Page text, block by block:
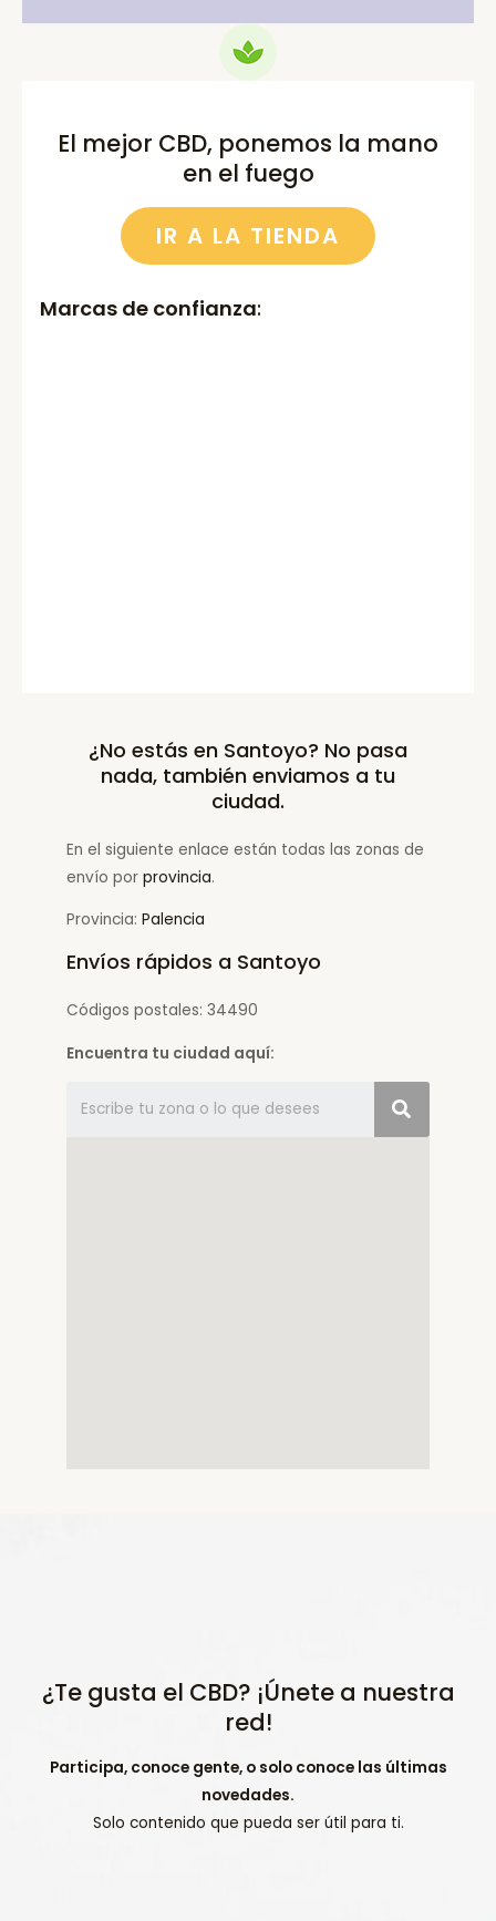
El mejor CBD, ponemos la mano
en el fuego
IR A LA TIENDA
Marcas de confianza:
¿No estás en Santoyo? No pasa
nada, también enviamos a tu
ciudad.
En el siguiente enlace están todas las zonas de
envío por provincia.
Provincia: Palencia
Envíos rápidos a Santoyo
Códigos postales: 34490
Encuentra tu ciudad aquí:
¿Te gusta el CBD? ¡Únete a nuestra
red!
Participa, conoce gente, o solo conoce las últimas
novedades.
Solo contenido que pueda ser útil para ti.